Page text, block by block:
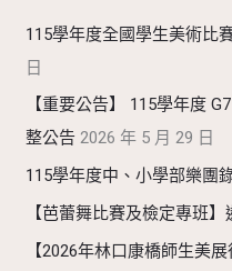
115學年度全國學生美術比
日
【重要公告】 115學年度
整公告 2026 年 5 月 29 日
115學年度中、小學部樂團
【芭蕾舞比賽及檢定專班
【2026年林口康橋師生美